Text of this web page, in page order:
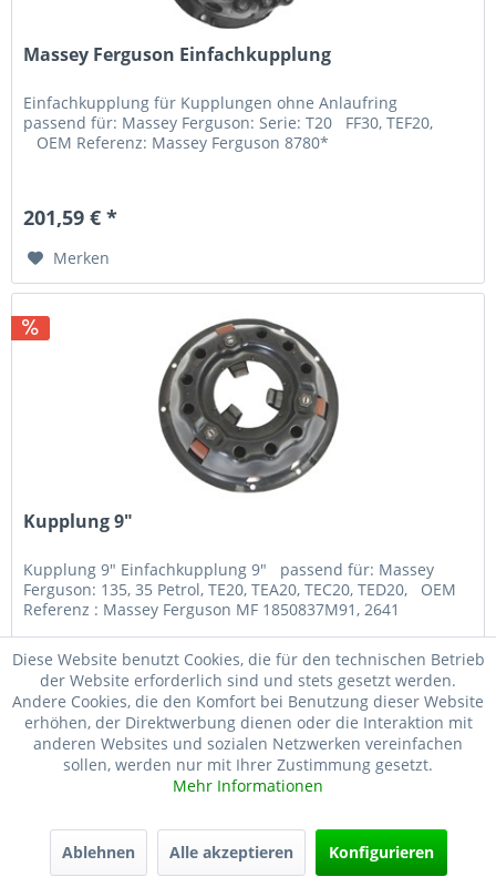
Massey Ferguson Einfachkupplung
Einfachkupplung für Kupplungen ohne Anlaufring
passend für: Massey Ferguson: Serie: T20 FF30, TEF20,
OEM Referenz: Massey Ferguson 8780*
201,59 € *
Merken
Kupplung 9"
Kupplung 9" Einfachkupplung 9" passend für: Massey
Ferguson: 135, 35 Petrol, TE20, TEA20, TEC20, TED20, OEM
Referenz : Massey Ferguson MF 1850837M91, 2641
103,38 € * 167,06 € *
Merken
Diese Website benutzt Cookies, die für den technischen Betrieb
der Website erforderlich sind und stets gesetzt werden.
Andere Cookies, die den Komfort bei Benutzung dieser Website
erhöhen, der Direktwerbung dienen oder die Interaktion mit
anderen Websites und sozialen Netzwerken vereinfachen
sollen, werden nur mit Ihrer Zustimmung gesetzt.
Mehr Informationen
Ablehnen Alle akzeptieren Konfigurieren